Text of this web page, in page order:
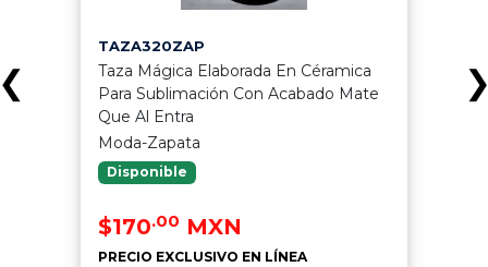
TAZA320ZAP
Taza Mágica Elaborada En Céramica
Para Sublimación Con Acabado Mate
Que Al Entra
Moda-Zapata
Disponible
$170.00 MXN
PRECIO EXCLUSIVO EN LÍNEA